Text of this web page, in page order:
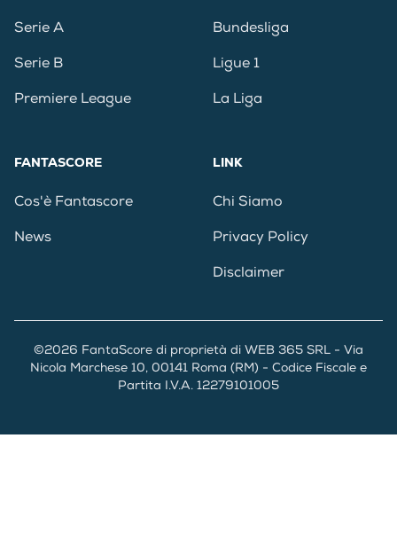
Serie A
Serie B
Premiere League
Bundesliga
Ligue 1
La Liga
FANTASCORE
Cos'è Fantascore
News
LINK
Chi Siamo
Privacy Policy
Disclaimer
©2026 FantaScore di proprietà di WEB 365 SRL - Via
Nicola Marchese 10, 00141 Roma (RM) - Codice Fiscale e
Partita I.V.A. 12279101005